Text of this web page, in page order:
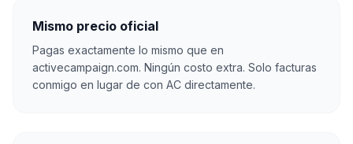
Mismo precio oficial
Pagas exactamente lo mismo que en
activecampaign.com. Ningún costo extra. Solo facturas
conmigo en lugar de con AC directamente.